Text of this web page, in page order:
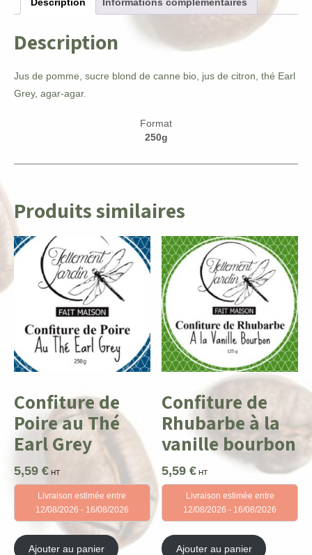
grey
Description
Jus de pomme, sucre blond de canne bio, jus de citron, thé Earl
Grey, agar-agar.
Format
250g
Produits similaires
Confiture de
Poire au Thé
Earl Grey
5,59 € HT
Livraison estimée entre
12/08/2026 - 16/08/2026
Ajouter au panier
Confiture de
Rhubarbe à la
vanille bourbon
5,59€ HT
Livraison estimée entre
12/08/2026 - 16/08/2026
Ajouter au panier